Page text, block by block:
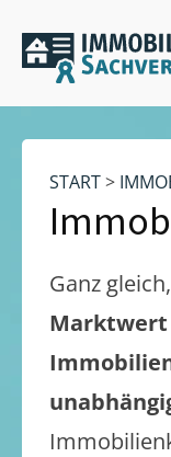
START>
Ganz
Marktwert